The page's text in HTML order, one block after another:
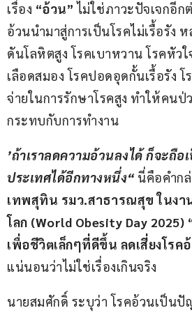
เรื่อง “อ้วน” ไม่ใช่ภาวะปัจเจกอีก
อ้วนนำมาสู่การเป็นโรคไม่เรื้อรัง
ดันโลหิตสูง โรคเบาหวาน โรคหัว
เลือดสมอง โรคปอดอุดกั้นเรื้อรัง โ
จ่ายในการรักษาโรคสูง ทำให้คน
กระทบกับการทำงาน
’ถ้าเราลดความอ้วนลงได้ ก็จะถือ
ประเทศได้อีกทางหนึ่ง“ นี่คือคำก
เทพสุทิน รมว.สาธารณสุข ในงา
โลก (World Obesity Day 2025)
เพื่อชีวิตเล็กๆที่ดีขึ้น ลดเสี่ยงโรค
แน่นอนว่าไม่ใช่เรื่องเกินจริง
นายสมศักดิ์ ระบุว่า โรคอ้วนเป็น